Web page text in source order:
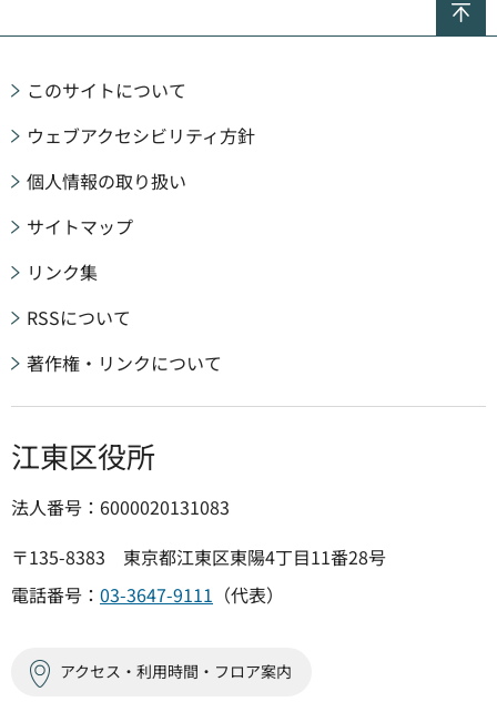
このサイトについて
ウェブアクセシビリティ方針
個人情報の取り扱い
サイトマップ
リンク集
RSSについて
著作権・リンクについて
江東区役所
法人番号：6000020131083
〒135-8383 東京都江東区東陽4丁目11番28号
電話番号： 03-3647-9111 （代表）
アクセス・利用時間・フロア案内